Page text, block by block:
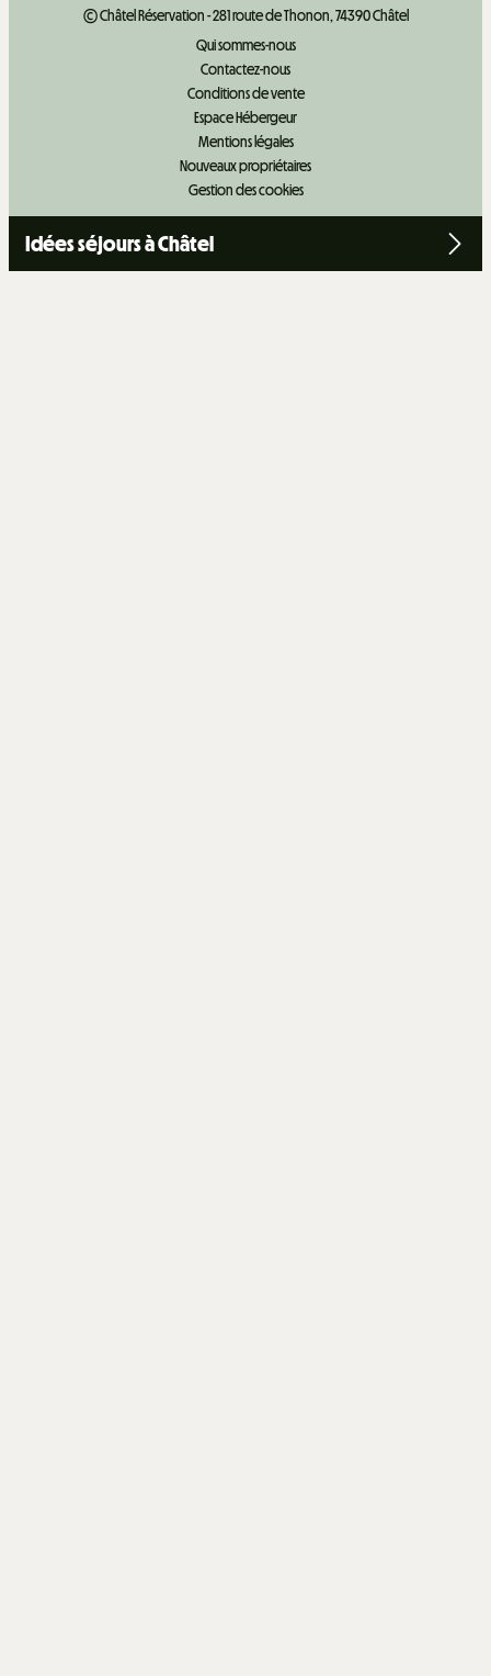
© Châtel Réservation - 281 route de Thonon, 74390 Châtel
Qui sommes-nous
Contactez-nous
Conditions de vente
Espace Hébergeur
Mentions légales
Nouveaux propriétaires
Gestion des cookies
Idées séjours à Châtel